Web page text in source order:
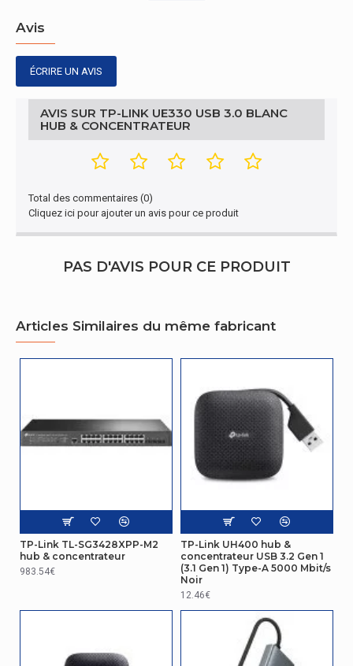
Gestion d'énergie
Alimenté par
port USB
Température
hors
fonctionnement
-20 - 70 °C
ethernet LAN
1
Quantité de
Performance
Type de source
d'alimentation
USB
Avis
ÉCRIRE UN AVIS
AVIS SUR TP-LINK UE330 USB 3.0 BLANC
HUB & CONCENTRATEUR
Total des commentaires (0)
Cliquez ici pour ajouter un avis pour ce produit
PAS D'AVIS POUR CE PRODUIT
Articles Similaires du même fabricant
TP-Link TL-SG3428XPP-M2
hub & concentrateur
983.54€
TP-Link UH400 hub &
concentrateur USB 3.2 Gen 1
(3.1 Gen 1) Type-A 5000 Mbit/s
Noir
12.46€